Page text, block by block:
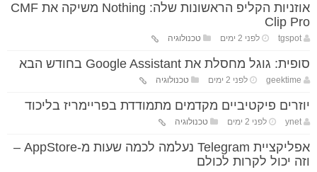
אוזניות הקליפ הראשונות שלה: Nothing משיקה את CMF
Clip Pro
tgspot לפני 2 ימים טכנולוגיה
סופית: גוגל מחסלת את Google Assistant בחודש הבא
geektime לפני 2 ימים טכנולוגיה
יוזרים פיקטיביים מקדמים מתמודדת בפריימריז בליכוד
ynet לפני 2 ימים טכנולוגיה
אפליקציית Telegram נעלמה לכמה שעות מ-AppStore –
וזה יכול לקרות לכולם